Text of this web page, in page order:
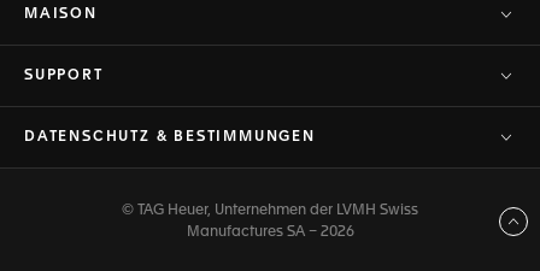
MAISON
SUPPORT
DATENSCHUTZ & BESTIMMUNGEN
© TAG Heuer, Unternehmen der LVMH Swiss
Manufactures SA – 2026
Zurück nach oben